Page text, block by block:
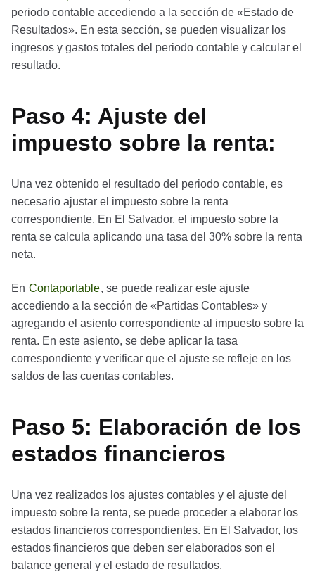
periodo contable accediendo a la sección de «Estado de
Resultados». En esta sección, se pueden visualizar los
ingresos y gastos totales del periodo contable y calcular el
resultado.
Paso 4: Ajuste del
impuesto sobre la renta:
Una vez obtenido el resultado del periodo contable, es
necesario ajustar el impuesto sobre la renta
correspondiente. En El Salvador, el impuesto sobre la
renta se calcula aplicando una tasa del 30% sobre la renta
neta.
En Contaportable, se puede realizar este ajuste
accediendo a la sección de «Partidas Contables» y
agregando el asiento correspondiente al impuesto sobre la
renta. En este asiento, se debe aplicar la tasa
correspondiente y verificar que el ajuste se refleje en los
saldos de las cuentas contables.
Paso 5: Elaboración de los
estados financieros
Una vez realizados los ajustes contables y el ajuste del
impuesto sobre la renta, se puede proceder a elaborar los
estados financieros correspondientes. En El Salvador, los
estados financieros que deben ser elaborados son el
balance general y el estado de resultados.